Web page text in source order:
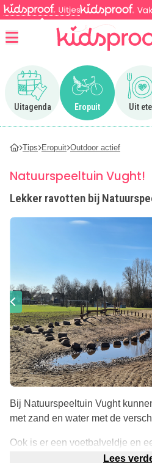
Uitagenda
Ga naar Uitagenda
Eropuit
Ga naar
Uit
Tips Eropuit Outdoor actief
Natuurspeeltuin Vught!
Lekker ravotten bij
Bij Natuurspeeltuin Vught
met zand en water met de
Ook is er een voetbalveldje en
voetbalgoals en mogelijkheid
Lees